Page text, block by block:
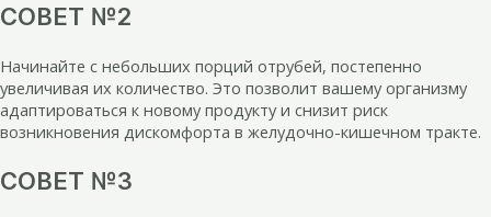
СОВЕТ №2
Начинайте с небольших порций отрубей, постепенно
увеличивая их количество. Это позволит вашему организму
адаптироваться к новому продукту и снизит риск
возникновения дискомфорта в желудочно-кишечном тракте.
СОВЕТ №3